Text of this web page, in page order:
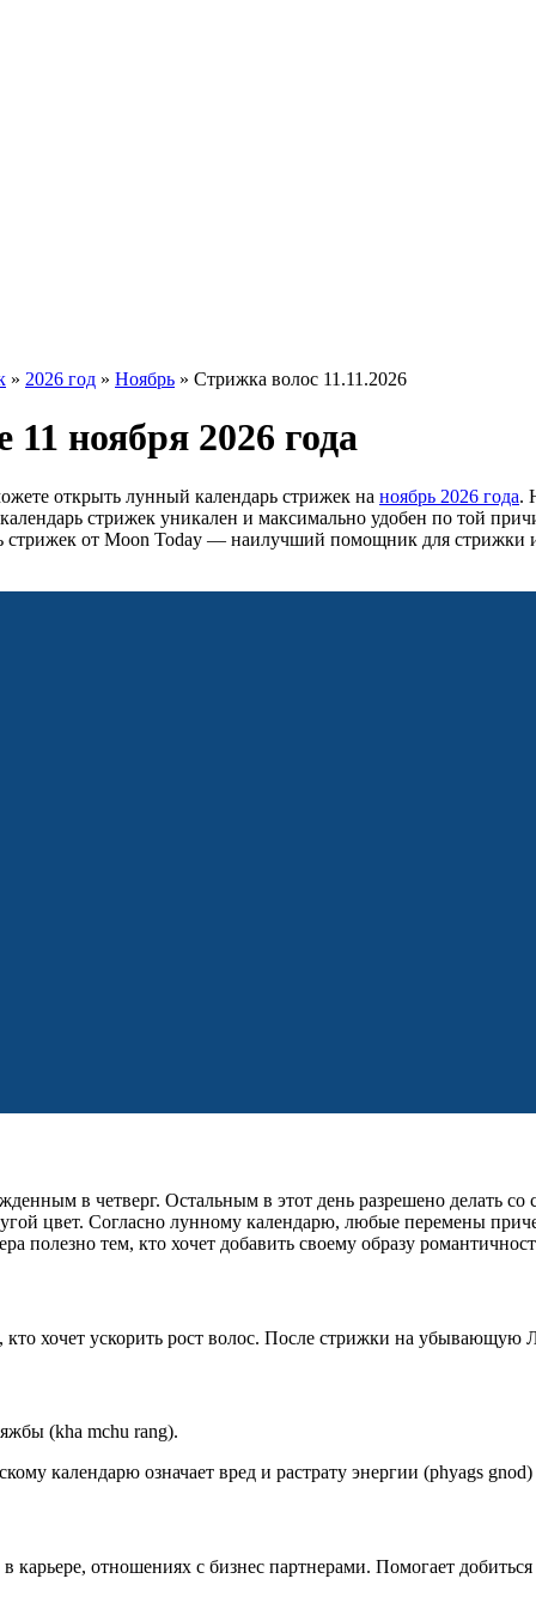
» 2026 год » Ноябрь » Стрижка волос 11.11.2026
ноября 2026 года
открыть лунный календарь стрижек на ноябрь 2026 года.
стрижек уникален и максимально удобен по той
стрижек от Moon Today — наилучший помощник для стрижки
в четверг. Остальным в этот день разрешено делать
цвет. Согласно лунному календарю, любые перемены
полезно тем, кто хочет добавить своему образу
хочет ускорить рост волос. После стрижки на убывающую
(kha mchu rang).
календарю означает вред и растрату энергии (phyags gnod)
карьере, отношениях с бизнес партнерами. Помогает